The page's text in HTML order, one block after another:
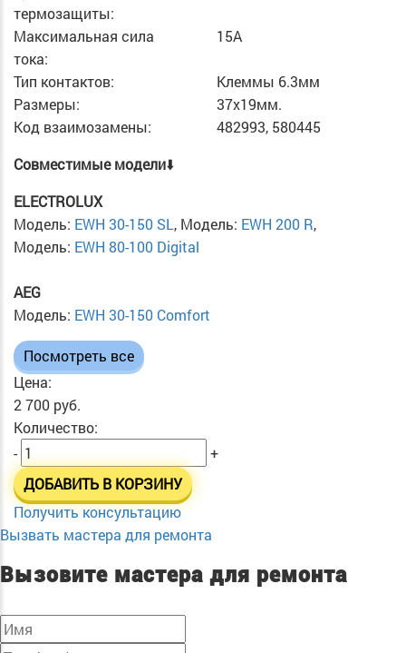
термозащиты:
Максимальная сила
тока:
15А
Тип контактов:
Клеммы 6.3мм
Размеры:
37х19мм.
Код взаимозамены:
482993, 580445
Cовместимые модели⬇️
ELECTROLUX
Модель: EWH 30-150 SL, Модель: EWH 200 R,
Модель: EWH 80-100 Digital
AEG
Модель: EWH 30-150 Comfort
Посмотреть все
Цена:
2 700 руб.
Количество:
-
+
ДОБАВИТЬ В КОРЗИНУ
Получить консультацию
Вызвать мастера для ремонта
Вызовите мастера для ремонта